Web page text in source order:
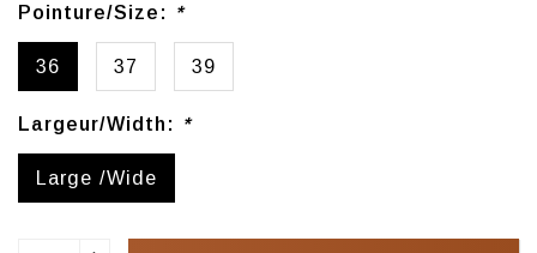
Pointure/Size: *
36 37 39
Largeur/Width: *
Large /Wide